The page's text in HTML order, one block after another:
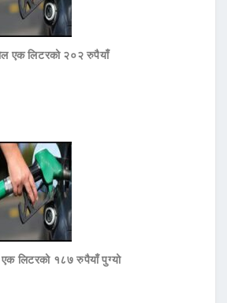
एक लिटरको २०२ रुपैयाँ
एक लिटरको १८७ रुपैयाँ पुग्यो